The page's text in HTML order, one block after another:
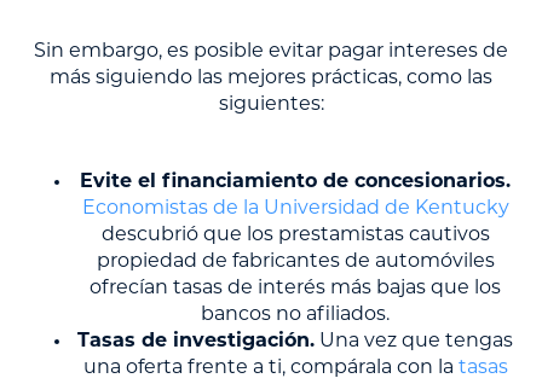
Sin embargo, es posible evitar pagar intereses de
más siguiendo las mejores prácticas, como las
siguientes:
Evite el financiamiento de concesionarios.
Economistas de la Universidad de Kentucky
descubrió que los prestamistas cautivos
propiedad de fabricantes de automóviles
ofrecían tasas de interés más bajas que los
bancos no afiliados.
Tasas de investigación. Una vez que tengas
una oferta frente a ti, compárala con la tasas